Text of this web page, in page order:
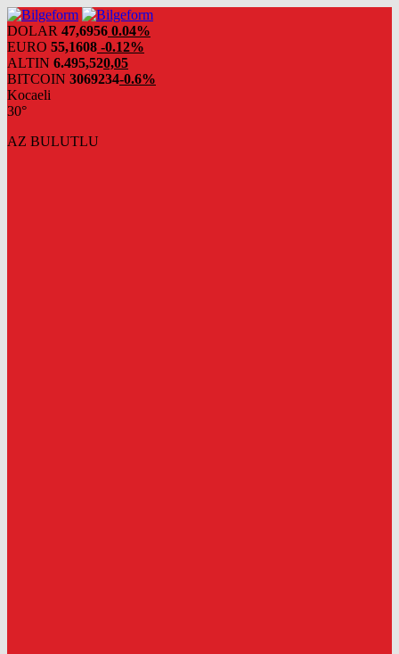
DOLAR 47,6956 0.04%
EURO 55,1608 -0.12%
ALTIN 6.495,520,05
BITCOIN 3069234-0.6%
Kocaeli
30°
AZ BULUTLU